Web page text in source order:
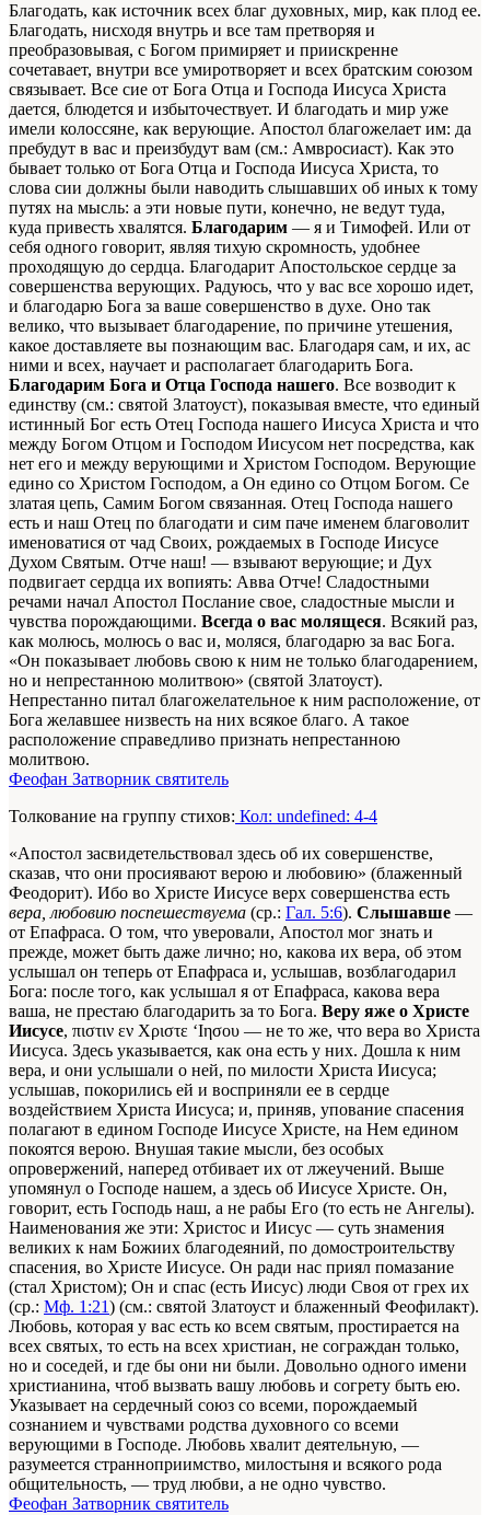
Благодать, как источник всех благ духовных, мир, как плод ее.
Благодать, нисходя внутрь и все там претворяя и
преобразовывая, с Богом примиряет и приискренне
сочетавает, внутри все умиротворяет и всех братским союзом
связывает. Все сие от Бога Отца и Господа Иисуса Христа
дается, блюдется и избыточествует. И благодать и мир уже
имели колоссяне, как верующие. Апостол благожелает им: да
пребудут в вас и преизбудут вам (см.: Амвросиаст). Как это
бывает только от Бога Отца и Господа Иисуса Христа, то
слова сии должны были наводить слышавших об иных к тому
путях на мысль: а эти новые пути, конечно, не ведут туда,
куда привесть хвалятся. Благодарим — я и Тимофей. Или от
себя одного говорит, являя тихую скромность, удобнее
проходящую до сердца. Благодарит Апостольское сердце за
совершенства верующих. Радуюсь, что у вас все хорошо идет,
и благодарю Бога за ваше совершенство в духе. Оно так
велико, что вызывает благодарение, по причине утешения,
какое доставляете вы познающим вас. Благодаря сам, и их, ас
ними и всех, научает и располагает благодарить Бога.
Благодарим Бога и Отца Господа нашего. Все возводит к
единству (см.: святой Златоуст), показывая вместе, что единый
истинный Бог есть Отец Господа нашего Иисуса Христа и что
между Богом Отцом и Господом Иисусом нет посредства, как
нет его и между верующими и Христом Господом. Верующие
едино со Христом Господом, а Он едино со Отцом Богом. Се
златая цепь, Самим Богом связанная. Отец Господа нашего
есть и наш Отец по благодати и сим паче именем благоволит
именоватися от чад Своих, рождаемых в Господе Иисусе
Духом Святым. Отче наш! — взывают верующие; и Дух
подвигает сердца их вопиять: Авва Отче! Сладостными
речами начал Апостол Послание свое, сладостные мысли и
чувства порождающими. Всегда о вас молящеся. Всякий раз,
как молюсь, молюсь о вас и, моляся, благодарю за вас Бога.
«Он показывает любовь свою к ним не только благодарением,
но и непрестанною молитвою» (святой Златоуст).
Непрестанно питал благожелательное к ним расположение, от
Бога желавшее низвесть на них всякое благо. А такое
расположение справедливо признать непрестанною
молитвою.
Феофан Затворник святитель
Толкование на группу стихов: Кол: undefined: 4-4
«Апостол засвидетельствовал здесь об их совершенстве,
сказав, что они просиявают верою и любовию» (блаженный
Феодорит). Ибо во Христе Иисусе верх совершенства есть
вера, любовию поспешествуема (ср.: Гал. 5:6). Слышавше —
от Епафраса. О том, что уверовали, Апостол мог знать и
прежде, может быть даже лично; но, какова их вера, об этом
услышал он теперь от Епафраса и, услышав, возблагодарил
Бога: после того, как услышал я от Епафраса, какова вера
ваша, не престаю благодарить за то Бога. Веру яже о Христе
Иисусе, πιστιν εν Χριστε ‘Ιησου — не то же, что вера во Христа
Иисуса. Здесь указывается, как она есть у них. Дошла к ним
вера, и они услышали о ней, по милости Христа Иисуса;
услышав, покорились ей и восприняли ее в сердце
воздействием Христа Иисуса; и, приняв, упование спасения
полагают в едином Господе Иисусе Христе, на Нем едином
покоятся верою. Внушая такие мысли, без особых
опровержений, наперед отбивает их от лжеучений. Выше
упомянул о Господе нашем, а здесь об Иисусе Христе. Он,
говорит, есть Господь наш, а не рабы Его (то есть не Ангелы).
Наименования же эти: Христос и Иисус — суть знамения
великих к нам Божиих благодеяний, по домостроительству
спасения, во Христе Иисусе. Он ради нас приял помазание
(стал Христом); Он и спас (есть Иисус) люди Своя от грех их
(ср.: Мф. 1:21) (см.: святой Златоуст и блаженный Феофилакт).
Любовь, которая у вас есть ко всем святым, простирается на
всех святых, то есть на всех христиан, не сограждан только,
но и соседей, и где бы они ни были. Довольно одного имени
христианина, чтоб вызвать вашу любовь и согрету быть ею.
Указывает на сердечный союз со всеми, порождаемый
сознанием и чувствами родства духовного со всеми
верующими в Господе. Любовь хвалит деятельную, —
разумеется странноприимство, милостыня и всякого рода
общительность, — труд любви, а не одно чувство.
Феофан Затворник святитель